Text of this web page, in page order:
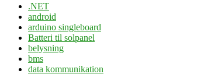
.NET
android
arduino singleboard
Batteri til solpanel
belysning
bms
data kommunikation